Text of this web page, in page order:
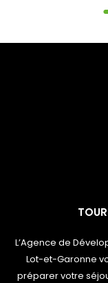
L’Agence de
Lot-et-Garonne
préparer votre